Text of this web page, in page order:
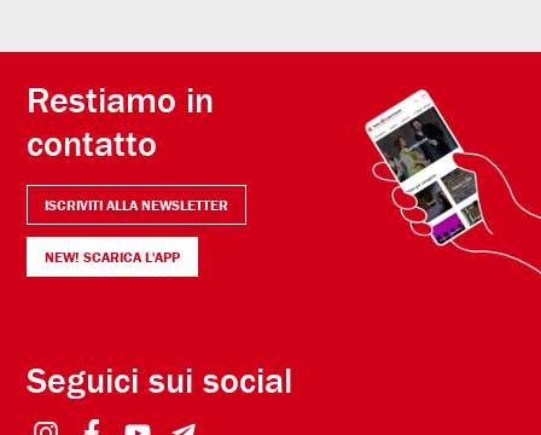
Restiamo in
contatto
ISCRIVITI ALLA NEWSLETTER
NEW! SCARICA L'APP
Seguici sui social